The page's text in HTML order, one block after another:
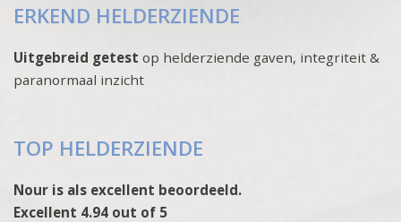
ERKEND HELDERZIENDE
Uitgebreid getest op helderziende gaven, integriteit &
paranormaal inzicht
TOP HELDERZIENDE
Nour is als excellent beoordeeld.
Excellent 4.94 out of 5